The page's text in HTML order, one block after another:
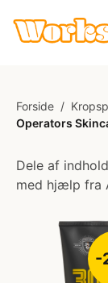
Forside /
Operators
Dele af
med hjælp fra
-